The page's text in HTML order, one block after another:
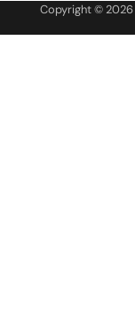
Copyright © 2026